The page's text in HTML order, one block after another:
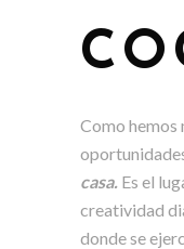
Como hemos
casa. Es el
creatividad
donde se